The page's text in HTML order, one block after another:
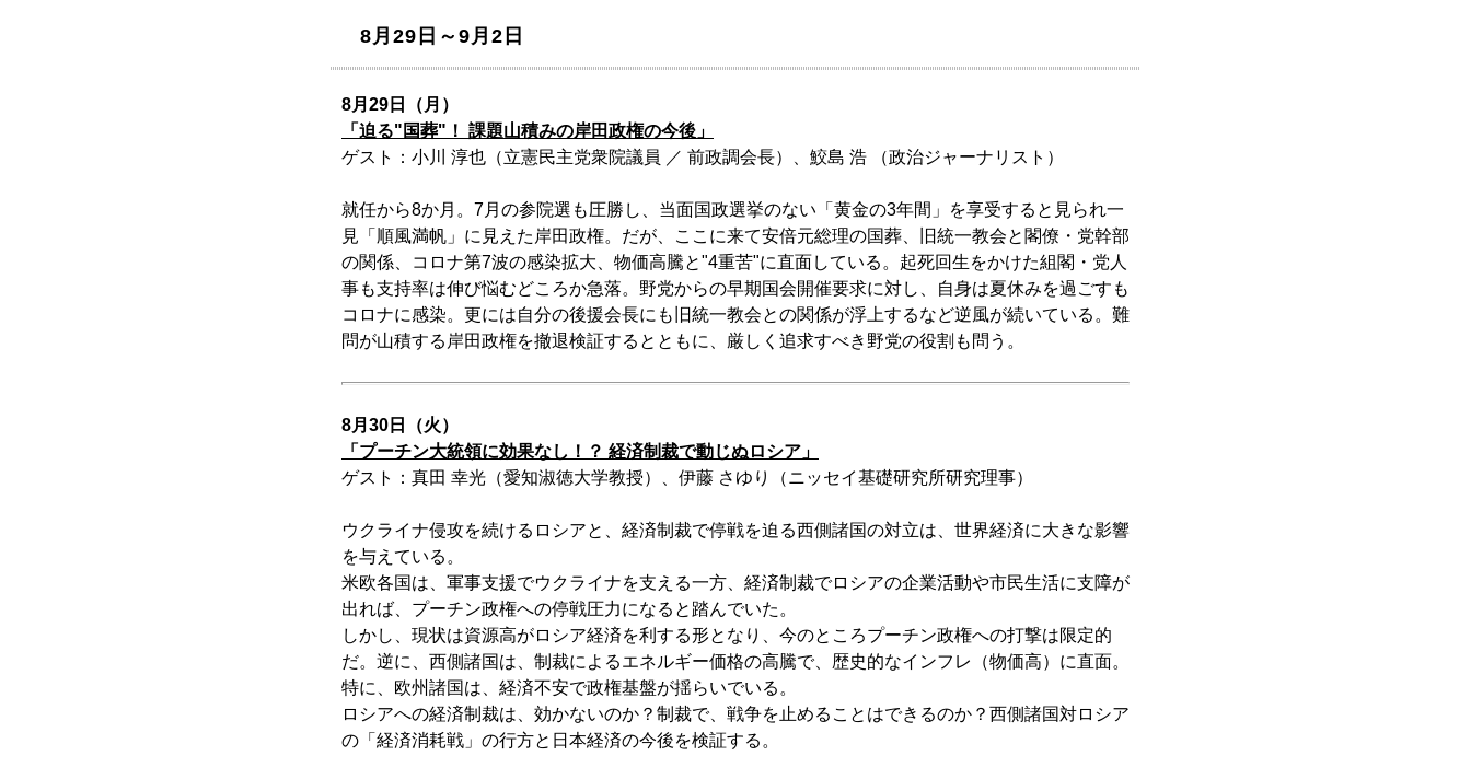
8月29日～9月2日
8月29日（月）
「迫る"国葬"！ 課題山積みの岸田政権の今後」
ゲスト：小川 淳也（立憲民主党衆院議員 ／ 前政調会長）、鮫島 浩 （政治ジャーナリスト）
就任から8か月。7月の参院選も圧勝し、当面国政選挙のない「黄金の3年間」を享受すると見られ一
見「順風満帆」に見えた岸田政権。だが、ここに来て安倍元総理の国葬、旧統一教会と閣僚・党幹部
の関係、コロナ第7波の感染拡大、物価高騰と"4重苦"に直面している。起死回生をかけた組閣・党人
事も支持率は伸び悩むどころか急落。野党からの早期国会開催要求に対し、自身は夏休みを過ごすも
コロナに感染。更には自分の後援会長にも旧統一教会との関係が浮上するなど逆風が続いている。難
問が山積する岸田政権を撤退検証するとともに、厳しく追求すべき野党の役割も問う。
8月30日（火）
「プーチン大統領に効果なし！？ 経済制裁で動じぬロシア」
ゲスト：真田 幸光（愛知淑徳大学教授）、伊藤 さゆり（ニッセイ基礎研究所研究理事）
ウクライナ侵攻を続けるロシアと、経済制裁で停戦を迫る西側諸国の対立は、世界経済に大きな影響
を与えている。
米欧各国は、軍事支援でウクライナを支える一方、経済制裁でロシアの企業活動や市民生活に支障が
出れば、プーチン政権への停戦圧力になると踏んでいた。
しかし、現状は資源高がロシア経済を利する形となり、今のところプーチン政権への打撃は限定的
だ。逆に、西側諸国は、制裁によるエネルギー価格の高騰で、歴史的なインフレ（物価高）に直面。
特に、欧州諸国は、経済不安で政権基盤が揺らいでいる。
ロシアへの経済制裁は、効かないのか？制裁で、戦争を止めることはできるのか？西側諸国対ロシア
の「経済消耗戦」の行方と日本経済の今後を検証する。